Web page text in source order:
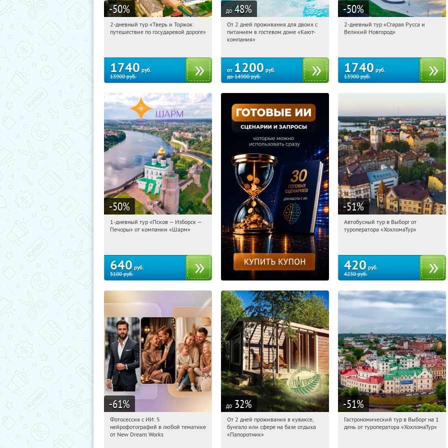
-50%
09:40:36 Купили:
2-дневный тур «Тверь и Торжок:
путешествие по государевой дороге»
1740 руб.
13900руб.
до 48%
09:40:36 Купили:34
Ленинградская обл., г. Ломоносов,
От 2 дней проживания для двоих с
питанием в гостевом доме «Кают-
компания»
от 1200 руб.
до14900руб.
-50%
09:40:36 Купили:
2-дневный тур «Старая Русса и
Великий Новгород»
1740 руб.
13900руб.
-50%
09:40:36 Купили:12
1-дневный тур «Псков — Изборск —
Печоры» от компании «Шарм»
640 руб.
5100руб.
-51%
09:40:36 Купили:
Автобусный тур в Выборг от
туроператора «ХохломаТур»
420 руб.
4230руб.
-61%
09:40:36
Россия
Фотосессия с ИИ: 5
нейрофотографий в любой тематике
от New Dream Works
до 32%
09:40:36 Купили:
Респ. Карелия, г. Лахденпохья
От 2 дней проживания в куваксе,
бунгало или сфере на базе отдыха
«Папоротник»
-51%
09:40:36 Купили:5
Гастрономический тур в Выборг на 1
день от туроператора «ХохломаТур»